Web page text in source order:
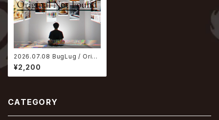
2026.07.08 BugLug / Origi
nal Not Found【通常盤】
¥2,200
CATEGORY